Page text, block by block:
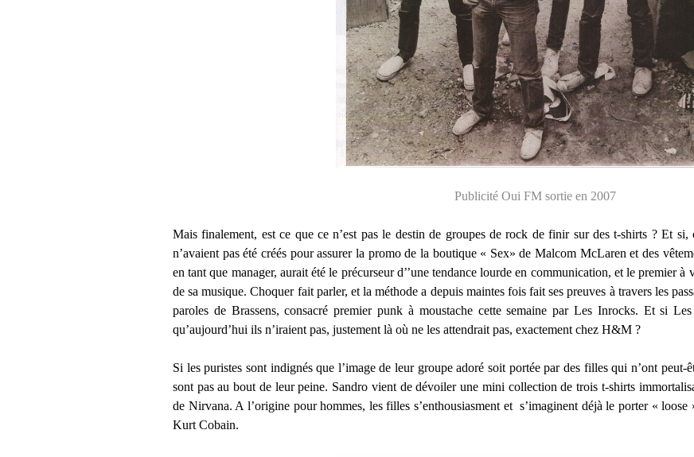
Publicité Oui FM sortie en 2007
Mais finalement, est ce que ce n’est pas le destin de groupes de rock de finir sur des t-shirts ? Et
n’avaient pas été créés pour assurer la promo de la boutique « Sex» de Malcom McLaren et des
en tant que manager, aurait été le précurseur d’’une tendance lourde en communication, et le premier
de sa musique. Choquer fait parler, et la méthode a depuis maintes fois fait ses preuves à travers les
paroles de Brassens, consacré premier punk à moustache cette semaine par Les Inrocks. Et si
qu’aujourd’hui ils n’iraient pas, justement là où ne les attendrait pas, exactement chez H&M ?
Si les puristes sont indignés que l’image de leur groupe adoré soit portée par des filles qui n’ont peut-
sont pas au bout de leur peine. Sandro vient de dévoiler une mini collection de trois t-shirts
de Nirvana. A l’origine pour hommes, les filles s’enthousiasment et s’imaginent déjà le porter «
Kurt Cobain.